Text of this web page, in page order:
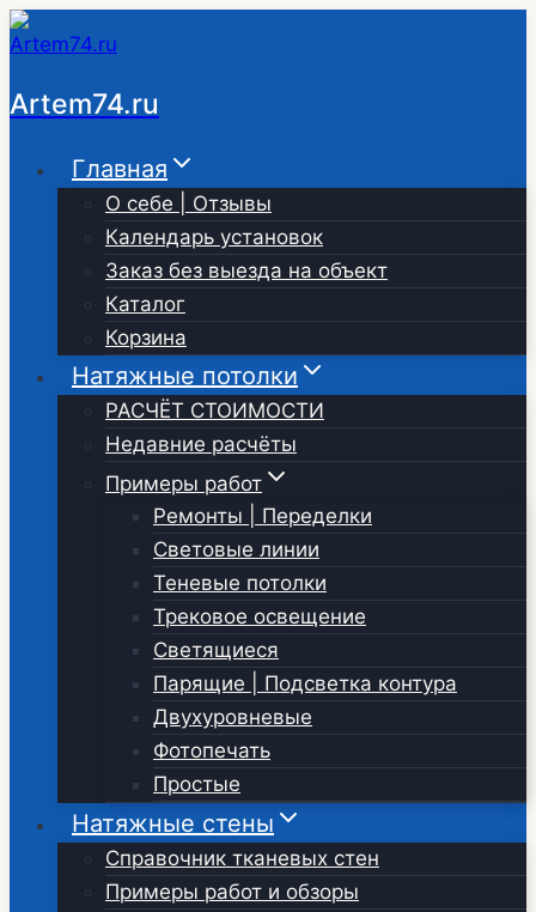
Перейти
к
содержимому
Artem74.ru
Главная
О себе | Отзывы
Календарь установок
Заказ без выезда на объект
Каталог
Корзина
Натяжные потолки
РАСЧЁТ СТОИМОСТИ
Недавние расчёты
Примеры работ
Ремонты | Переделки
Световые линии
Теневые потолки
Трековое освещение
Светящиеся
Парящие | Подсветка контура
Двухуровневые
Фотопечать
Простые
Натяжные стены
Справочник тканевых стен
Примеры работ и обзоры